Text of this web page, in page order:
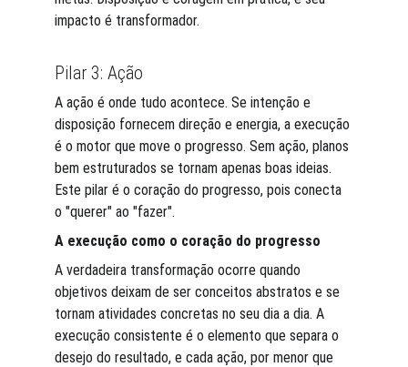
impacto é transformador.
Pilar 3: Ação
A ação é onde tudo acontece. Se intenção e
disposição fornecem direção e energia, a execução
é o motor que move o progresso. Sem ação, planos
bem estruturados se tornam apenas boas ideias.
Este pilar é o coração do progresso, pois conecta
o "querer" ao "fazer".
A execução como o coração do progresso
A verdadeira transformação ocorre quando
objetivos deixam de ser conceitos abstratos e se
tornam atividades concretas no seu dia a dia. A
execução consistente é o elemento que separa o
desejo do resultado, e cada ação, por menor que